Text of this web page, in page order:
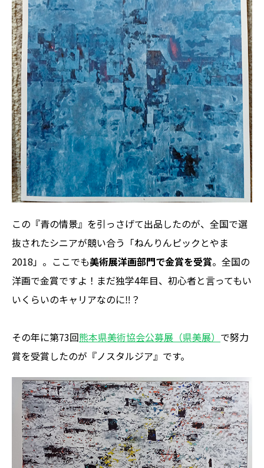
この『青の情景』を引っさげて出品したのが、全国で選
抜されたシニアが競い合う「ねんりんピックとやま
2018」。ここでも美術展洋画部門で金賞を受賞。全国の
洋画で金賞ですよ！まだ独学4年目、初心者と言ってもい
いくらいのキャリアなのに‼？
その年に第73回熊本県美術協会公募展（県美展） で努力
賞を受賞したのが『ノスタルジア』です。